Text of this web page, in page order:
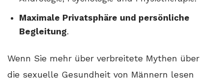
Maximale Privatsphäre und persönliche
Begleitung.
Wenn Sie mehr über verbreitete Mythen über
die sexuelle Gesundheit von Männern lesen